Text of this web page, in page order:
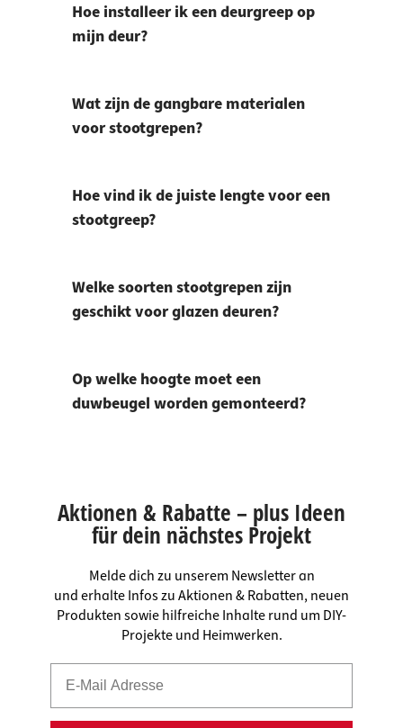
Hoe installeer ik een deurgreep op
mijn deur?
Wat zijn de gangbare materialen
voor stootgrepen?
Hoe vind ik de juiste lengte voor een
stootgreep?
Welke soorten stootgrepen zijn
geschikt voor glazen deuren?
Op welke hoogte moet een
duwbeugel worden gemonteerd?
Aktionen & Rabatte – plus Ideen
für dein nächstes Projekt
Melde dich zu unserem Newsletter an
und erhalte Infos zu Aktionen & Rabatten, neuen
Produkten sowie hilfreiche Inhalte rund um DIY-
Projekte und Heimwerken.